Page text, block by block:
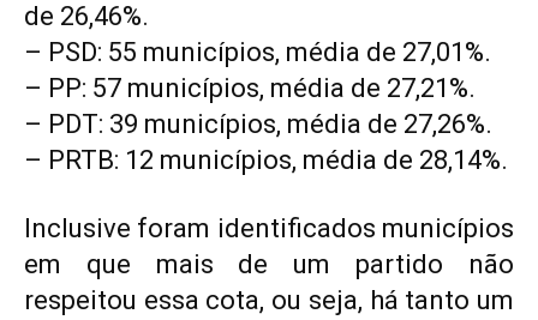
de 26,46%.
– PSD: 55 municípios, média de 27,01%.
– PP: 57 municípios, média de 27,21%.
– PDT: 39 municípios, média de 27,26%.
– PRTB: 12 municípios, média de 28,14%.
Inclusive foram identificados municípios
em que mais de um partido não
respeitou essa cota, ou seja, há tanto um